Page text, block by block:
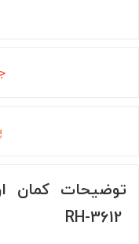
توضیحات کمان
RH-3612